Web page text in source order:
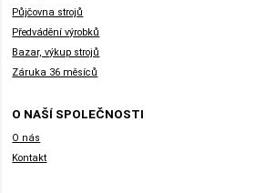
Půjčovna strojů
Předvádění výrobků
Bazar, výkup strojů
Záruka 36 měsíců
O NAŠÍ SPOLEČNOSTI
O nás
Kontakt